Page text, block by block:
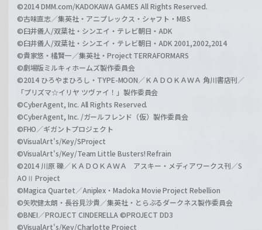
©2014 DMM.com/KADOKAWA GAMES All Rights Reserved.
©古味直志／集英社・アニプレックス・シャフト・MBS
©臼井儀人/双葉社・シンエイ・テレビ朝日・ADK
©臼井儀人/双葉社・シンエイ・テレビ朝日・ADK 2001,2002,2014
©貴家悠・橘賢一／集英社・Project TERRAFORMARS
©劇場版ミルキィホームズ製作委員会
©2014 ひろやまひろし・TYPE-MOON／ＫＡＤＯＫＡＷＡ 角川書店刊／
「プリズマ☆イリヤ ツヴァイ！」製作委員会
©CyberAgent, Inc. All Rights Reserved.
©CyberAgent, Inc. /ガールフレンド（仮）製作委員会
©FHO／ギガントプロジェクト
©VisualArt's/Key/SProject
©VisualArt's/Key/Team Little Busters! Refrain
©2014 川原 礫／ＫＡＤＯＫＡＷＡ アスキー・メディアワークス刊／S
AOⅡ Project
©Magica Quartet／Aniplex・Madoka Movie Project Rebellion
©矢吹健太朗・長谷見沙貴／集英社・とらぶるダークネス製作委員会
©BNEI／PROJECT CINDERELLA ©PROJECT DD3
©VisualArt's/Key/Charlotte Project